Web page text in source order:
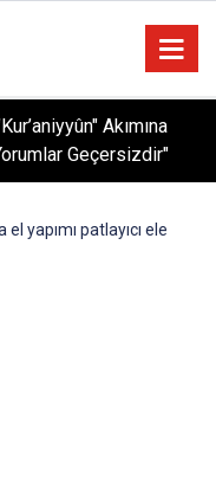
Akımına
Geçersizdir"
Düşük Kalorili
el yapımı patlayıcı ele